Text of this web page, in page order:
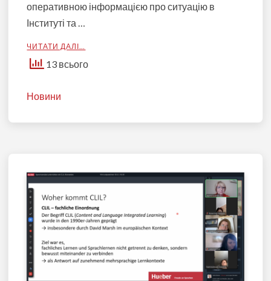
оперативною інформацією про ситуацію в
Інституті та …
ЧИТАТИ ДАЛІ…
13 всього
Новини